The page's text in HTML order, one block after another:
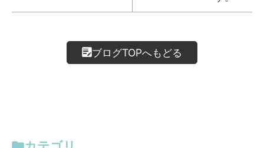
ブログTOPへもどる